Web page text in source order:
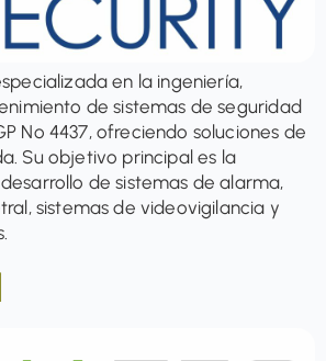
en la ingeniería,
de sistemas de seguridad
Nº 4437, ofreciendo soluciones de
Su objetivo principal es la
de sistemas de alarma,
sistemas de videovigilancia y